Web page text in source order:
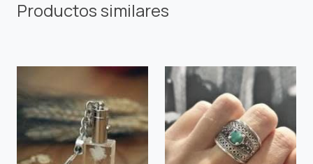
Productos similares